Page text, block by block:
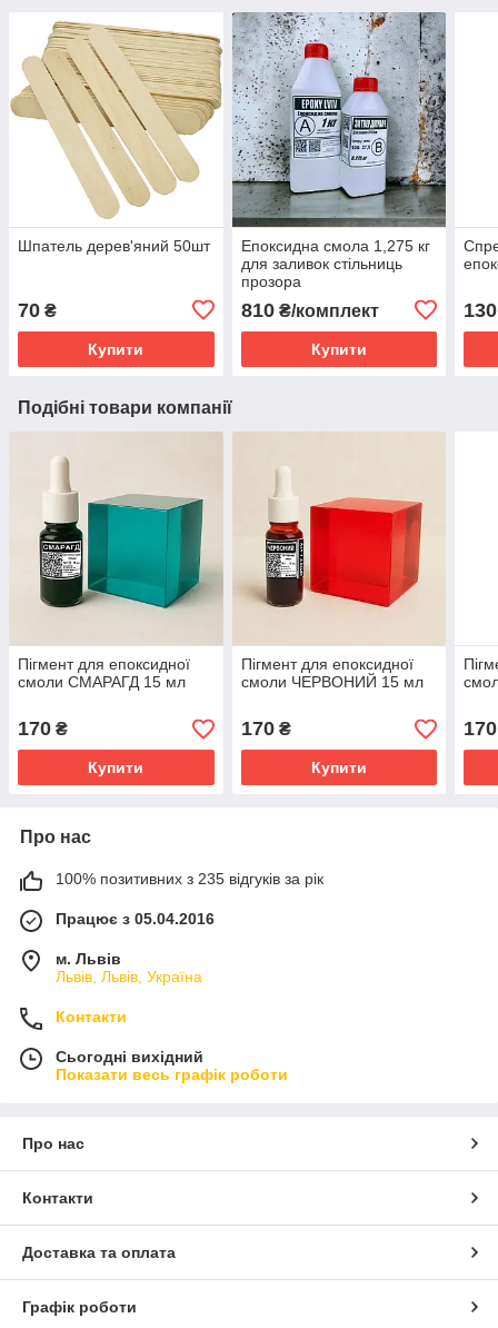
Шпатель дерев'яний 50шт
70 ₴
Купити
Епоксидна смола 1,275 кг
для заливок стільниць
прозора
810₴/комплект
Купити
130
Подібні товари компанії
Пігмент для епоксидної
смоли СМАРАГД 15 мл
170 ₴
Купити
Пігмент для епоксидної
смоли ЧЕРВОНИЙ 15 мл
170₴
Купити
170
Про нас
100% позитивних з 235 відгуків за рік
Працює з 05.04.2016
м. Львів
Львів, Львів, Україна
Контакти
Сьогодні вихідний
Показати весь графік роботи
Про нас
Контакти
Доставка та оплата
Графік роботи